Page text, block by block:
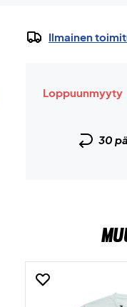
Ilmainen
Loppuunmyyty
30